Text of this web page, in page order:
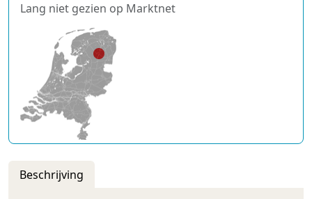
Lang niet gezien op Marktnet
Beschrijving